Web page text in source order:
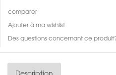
comparer
Ajouter à ma wishlist
Des questions concernant ce
Description